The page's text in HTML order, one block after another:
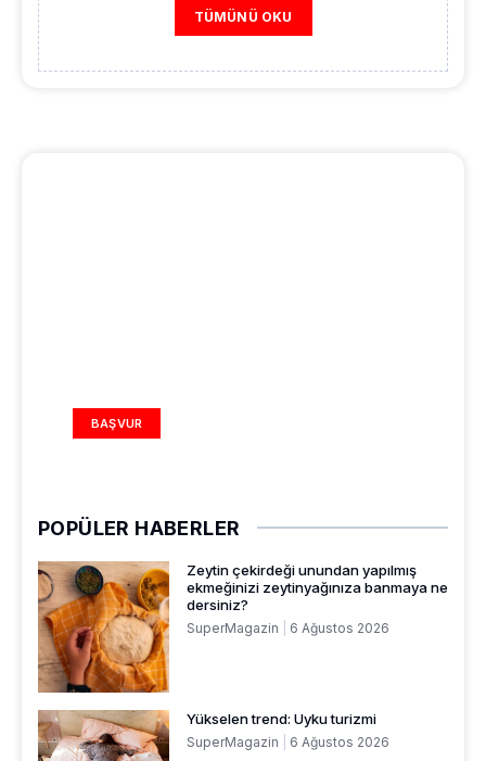
TÜMÜNÜ OKU
BAŞVUR
POPÜLER HABERLER
Zeytin çekirdeği unundan yapılmış
ekmeğinizi zeytinyağınıza banmaya ne
dersiniz?
SuperMagazin 6 Ağustos 2026
Yükselen trend: Uyku turizmi
SuperMagazin 6 Ağustos 2026